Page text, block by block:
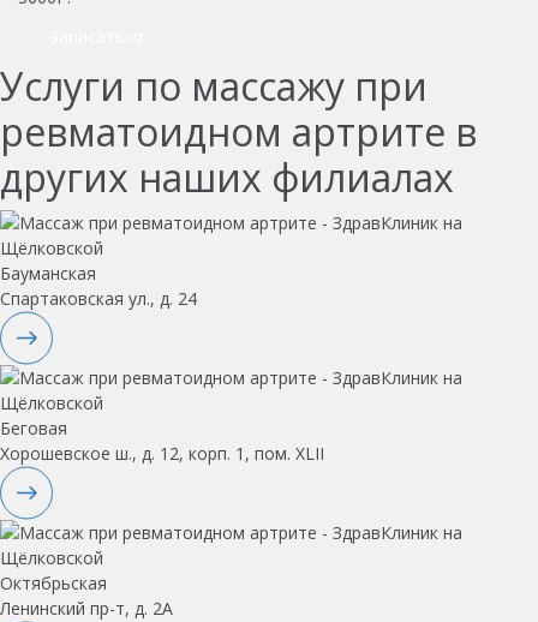
Услуги по массажу при
ревматоидном артрите в
других наших филиалах
Бауманская
Спартаковская ул., д. 24
Беговая
Хорошевское ш., д. 12, корп. 1, пом. XLII
Октябрьская
Ленинский пр-т, д. 2А